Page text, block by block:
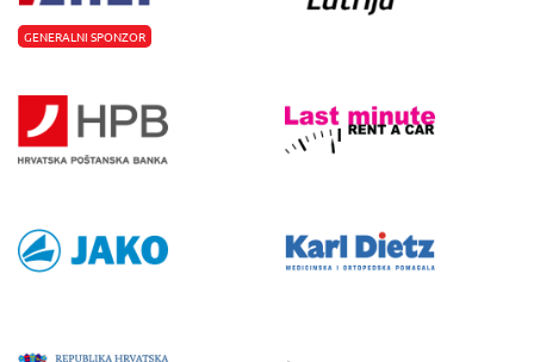
GENERALNI SPONZOR